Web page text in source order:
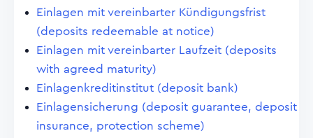
Einlagen mit vereinbarter Kündigungsfrist
(deposits redeemable at notice)
Einlagen mit vereinbarter Laufzeit (deposits
with agreed maturity)
Einlagenkreditinstitut (deposit bank)
Einlagensicherung (deposit guarantee, deposit
insurance, protection scheme)